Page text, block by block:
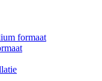
formaat